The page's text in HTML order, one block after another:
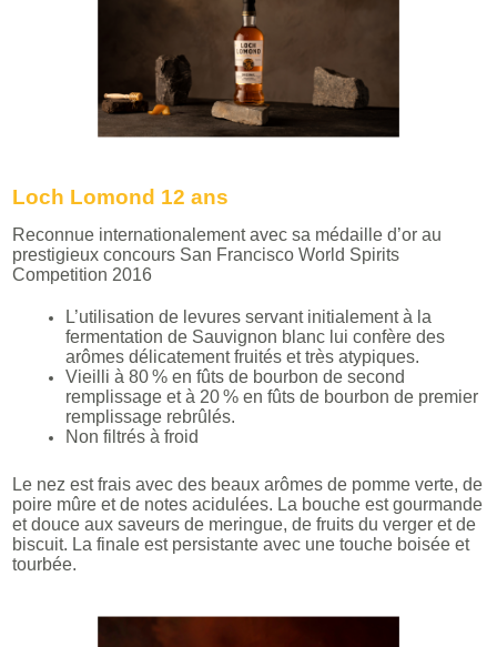
Loch Lomond 12 ans
Reconnue internationalement avec sa médaille d’or au
prestigieux concours San Francisco World Spirits
Competition 2016
L’utilisation de levures servant initialement à la
fermentation de Sauvignon blanc lui confère des
arômes délicatement fruités et très atypiques.
Vieilli à 80 % en fûts de bourbon de second
remplissage et à 20 % en fûts de bourbon de premier
remplissage rebrûlés.
Non filtrés à froid
Le nez est frais avec des beaux arômes de pomme verte, de
poire mûre et de notes acidulées. La bouche est gourmande
et douce aux saveurs de meringue, de fruits du verger et de
biscuit. La finale est persistante avec une touche boisée et
tourbée.